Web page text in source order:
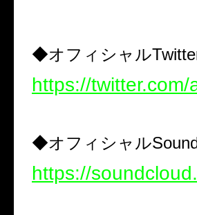
◆オフィシャル
https://
◆オフィシャル
https://